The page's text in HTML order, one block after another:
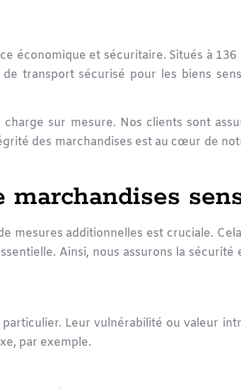
économique et sécuritaire. Situés à 136
de transport sécurisé pour les biens
sur mesure. Nos clients sont
des marchandises est au cœur de
mesures additionnelles est cruciale.
Ainsi, nous assurons la
Leur vulnérabilité ou valeur
par exemple.